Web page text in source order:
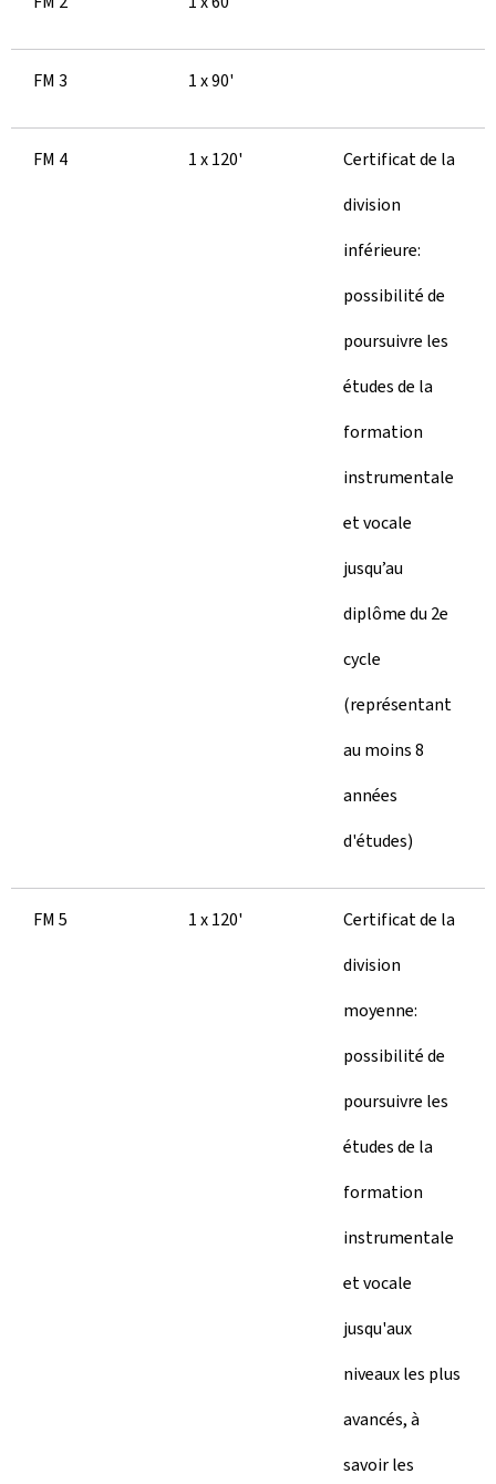
FM 3 1 x 90'
FM 4 1 x 120'
Certificat de la
division
inférieure:
possibilité de
poursuivre les
études de la
formation
instrumentale
et vocale
jusqu’au
diplôme du 2e
cycle
(représentant
au moins 8
années
d'études)
FM 5 1 x 120'
Certificat de la
division
moyenne:
possibilité de
poursuivre les
études de la
formation
instrumentale
et vocale
jusqu'aux
niveaux les plus
avancés, à
savoir les